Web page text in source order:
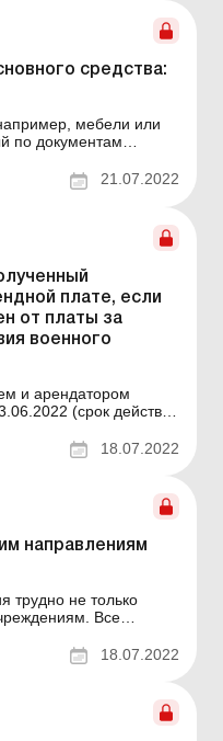
средства:
мебели или
по документам
одна или несколько
не могут
21.07.2022
плате, если
от платы за
военного
и арендатором
(срок действия
взнос в
в сумме 44
18.07.2022
направлениям
трудно не только
Все
на определенные
и
18.07.2022